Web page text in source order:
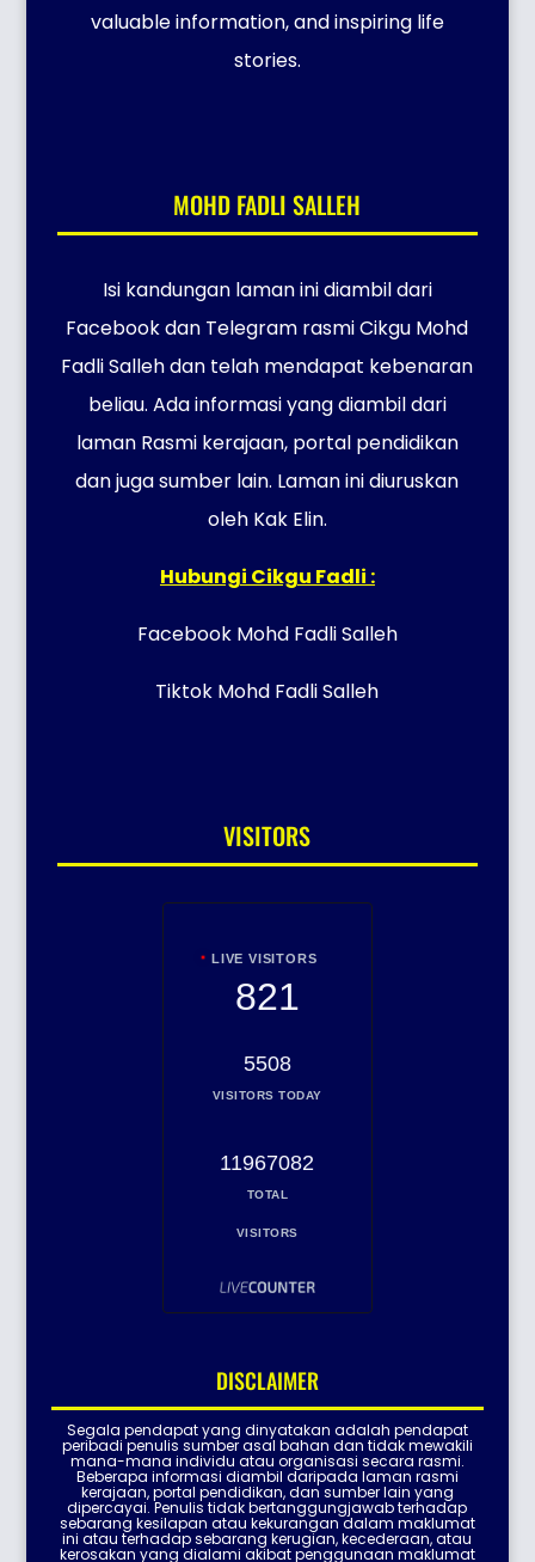
valuable information, and inspiring life
stories.
MOHD FADLI SALLEH
Isi kandungan laman ini diambil dari
Facebook dan Telegram rasmi Cikgu Mohd
Fadli Salleh dan telah mendapat kebenaran
beliau. Ada informasi yang diambil dari
laman Rasmi kerajaan, portal pendidikan
dan juga sumber lain. Laman ini diuruskan
oleh Kak Elin.
Hubungi Cikgu Fadli :
Facebook Mohd Fadli Salleh
Tiktok Mohd Fadli Salleh
VISITORS
LIVE VISITORS
821
5508
VISITORS TODAY
11967082
TOTAL
VISITORS
DISCLAIMER
Segala pendapat yang dinyatakan adalah pendapat
peribadi penulis sumber asal bahan dan tidak mewakili
mana-mana individu atau organisasi secara rasmi.
Beberapa informasi diambil daripada laman rasmi
kerajaan, portal pendidikan, dan sumber lain yang
dipercayai. Penulis tidak bertanggungjawab terhadap
sebarang kesilapan atau kekurangan dalam maklumat
ini atau terhadap sebarang kerugian, kecederaan, atau
kerosakan yang dialami akibat penggunaan maklumat